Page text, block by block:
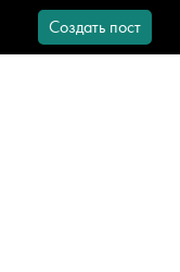
Создать пост